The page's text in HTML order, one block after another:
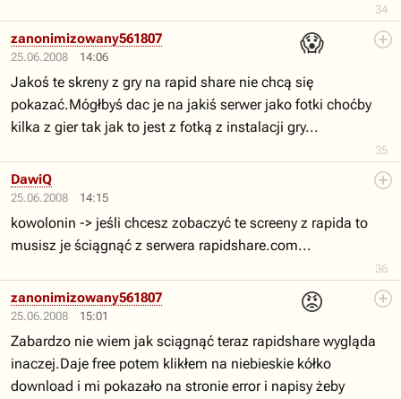
34
25.06.2008 14:06
😱
35
zanonimizowany561807
Jakoś te skreny z gry na rapid share nie chcą się
pokazać.Mógłbyś dac je na jakiś serwer jako fotki choćby
kilka z gier tak jak to jest z fotką z instalacji gry...
25.06.2008 14:15
36
DawiQ
kowolonin -> jeśli chcesz zobaczyć te screeny z rapida to
musisz je ściągnąć z serwera rapidshare.com...
25.06.2008 15:01
😡
zanonimizowany561807
Zabardzo nie wiem jak sciągnąć teraz rapidshare wygląda
inaczej.Daje free potem klikłem na niebieskie kółko
download i mi pokazało na stronie error i napisy żeby